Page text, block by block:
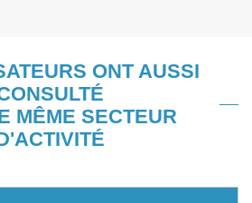
ONT AUSSI
MÊME SECTEUR